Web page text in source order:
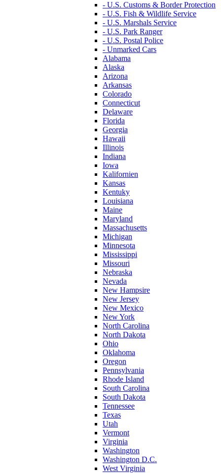
- U.S. Customs & Border Protection
- U.S. Fish & Wildlife Service
- U.S. Marshals Service
- U.S. Park Ranger
- U.S. Postal Police
- Unmarked Cars
Alabama
Alaska
Arizona
Arkansas
Colorado
Connecticut
Delaware
Florida
Georgia
Hawaii
Illinois
Indiana
Iowa
Kalifornien
Kansas
Kentuky
Louisiana
Maine
Maryland
Massachusetts
Michigan
Minnesota
Mississippi
Missouri
Nebraska
Nevada
New Hampsire
New Jersey
New Mexico
New York
North Carolina
North Dakota
Ohio
Oklahoma
Oregon
Pennsylvania
Rhode Island
South Carolina
South Dakota
Tennessee
Texas
Utah
Vermont
Virginia
Washington
Washington D.C.
West Virginia